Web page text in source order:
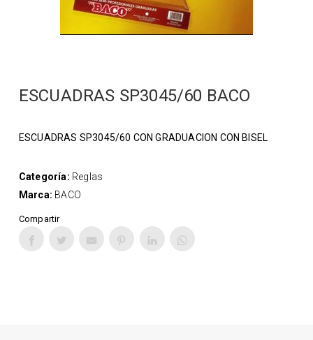
ESCUADRAS SP3045/60 BACO
ESCUADRAS SP3045/60 CON GRADUACION CON BISEL
Categoría: Reglas
Marca: BACO
Compartir